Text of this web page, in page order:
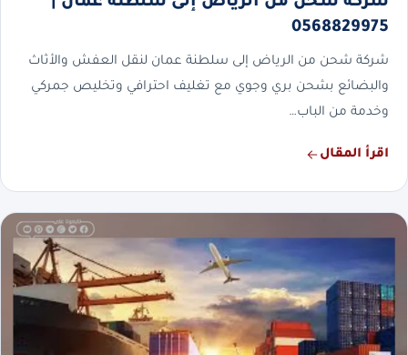
0568829975
شركة شحن من الرياض إلى سلطنة عمان لنقل العفش والأثاث
والبضائع بشحن بري وجوي مع تغليف احترافي وتخليص جمركي
وخدمة من الباب…
اقرأ المقال